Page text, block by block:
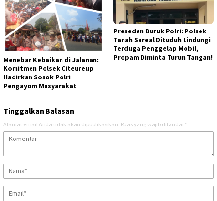
Menebar Kebaikan di Jalanan:
Komitmen Polsek Citeureup
Hadirkan Sosok Polri
Pengayom Masyarakat
Preseden Buruk Polri: Polsek
Tanah Sareal Dituduh Lindungi
Terduga Penggelap Mobil,
Propam Diminta Turun Tangan!
Tinggalkan Balasan
Alamat email Anda tidak akan dipublikasikan. Ruas yang wajib ditandai *